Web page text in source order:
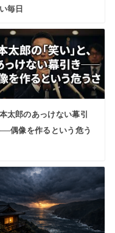
毎日
太郎のあっけない幕引
偶像を作るという危う